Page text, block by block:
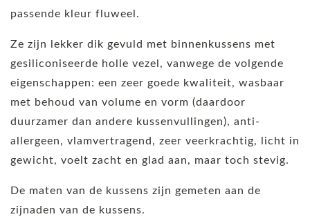
passende kleur fluweel.
Ze zijn lekker dik gevuld met binnenkussens met
gesiliconiseerde holle vezel, vanwege de volgende
eigenschappen: een zeer goede kwaliteit, wasbaar
met behoud van volume en vorm (daardoor
duurzamer dan andere kussenvullingen), anti-
allergeen, vlamvertragend, zeer veerkrachtig, licht in
gewicht, voelt zacht en glad aan, maar toch stevig.
De maten van de kussens zijn gemeten aan de
zijnaden van de kussens.